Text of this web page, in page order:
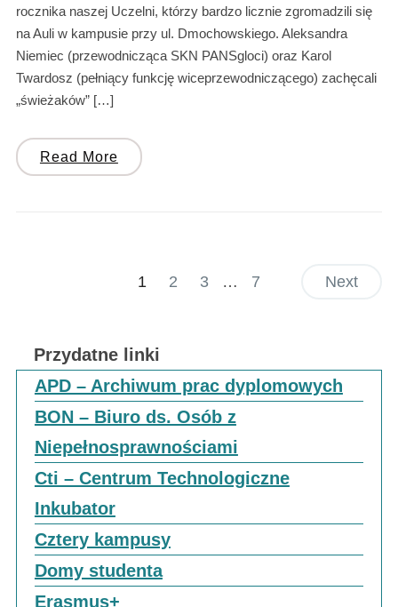
rocznika naszej Uczelni, którzy bardzo licznie zgromadzili się
na Auli w kampusie przy ul. Dmochowskiego. Aleksandra
Niemiec (przewodnicząca SKN PANSgloci) oraz Karol
Twardosz (pełniący funkcję wiceprzewodniczącego) zachęcali
„świeżaków” […]
Read More
1 2 3 … 7 Next
Przydatne linki
APD – Archiwum prac dyplomowych
BON – Biuro ds. Osób z
Niepełnosprawnościami
Cti – Centrum Technologiczne
Inkubator
Cztery kampusy
Domy studenta
Erasmus+